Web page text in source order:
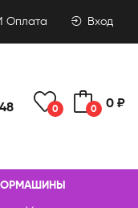
Оплата Вход
0 0 0 ₽